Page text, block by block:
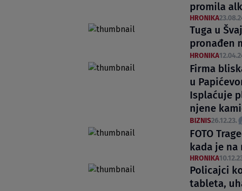
promila
HRONIKA
Tuga u
pronađen
HRONIKA
Firma
u
Isplaćuje
njene
BIZNIS26.12.23.
FOTO
kada je na
HRONIKA
Policajci
tableta,